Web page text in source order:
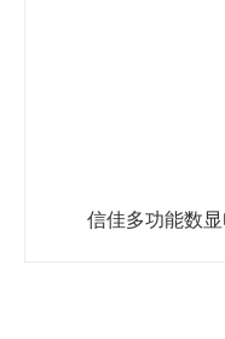
信佳多功能数